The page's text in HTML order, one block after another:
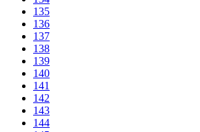
135
136
137
138
139
140
141
142
143
144